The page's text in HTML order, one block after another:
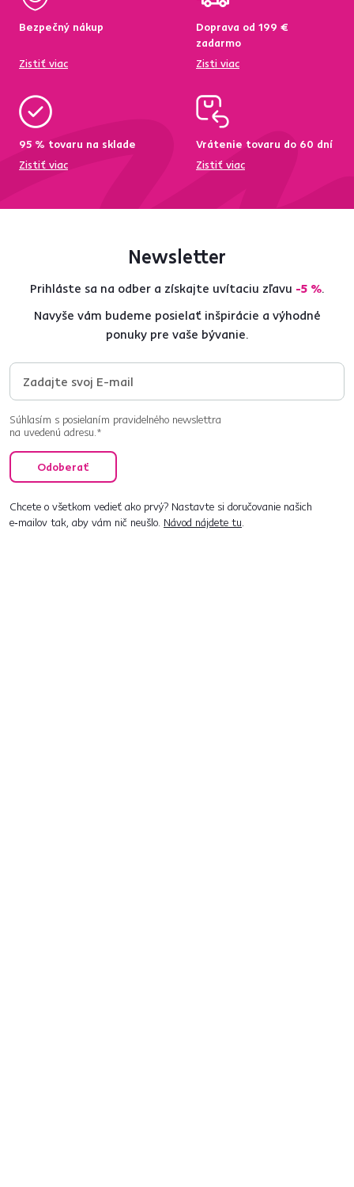
Bezpečný nákup
Zistiť viac
Doprava od 199 €
zadarmo
Zisti viac
95 % tovaru na sklade
Zistiť viac
Vrátenie tovaru do 60 dní
Zistiť viac
Newsletter
Prihláste sa na odber a získajte uvítaciu zľavu -5 %.
Navyše vám budeme posielať inšpirácie a výhodné
ponuky pre vaše bývanie.
Súhlasím s posielaním pravidelného newslettra
na uvedenú adresu.*
Odoberať
Chcete o všetkom vedieť ako prvý? Nastavte si doručovanie našich
e‑mailov tak, aby vám nič neušlo. Návod nájdete tu.